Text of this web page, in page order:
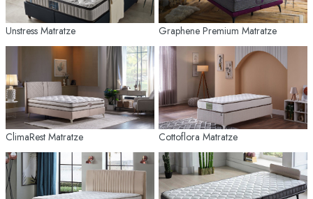
Unstress Matratze Graphene Premium Matratze
ClimaRest Matratze Cottoflora Matratze